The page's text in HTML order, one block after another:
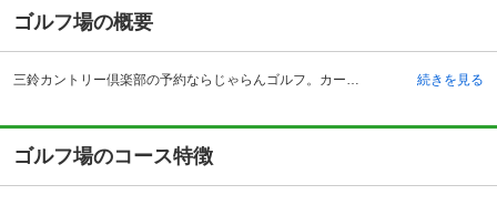
ゴルフ場の概要
三鈴カントリー倶楽部の予約ならじゃらんゴルフ。カートの有無や利用税、キャンセル料、ナイター設備、駐車場などのコース情報はもちろん、口コミ、フォトギャラリーなどコースの難易度や攻略に役立つ情報充実、予約する度にポイントが貯まるのでお得にゴルフをお楽しみ頂けます。 三重県鈴鹿市にある三鈴カントリー倶楽部は東名阪自動車道・鈴鹿インターチェンジからおよそ3キロメートルとアクセスが良いゴルフ場です。案内板が周辺には多く設置されていますので、初めての方でもアクセスしやすくなっています。西に鈴鹿の山並が迫り、東には遠く伊勢湾が眺望できる、鈴鹿山脈の南端・能登山の麓に広がるゴルフ場です。クラブハウスは吹き抜けになっていて、ふんだんな明かりが差し込む建物となっています。落ち着いた雰囲気のフロントでは明るくフロントレディが迎えてくれます。大理石のお風呂は天井が高く設計されており、ラウンド後はのんびりとその日1日の疲れを癒し、優雅なひと時が過ごせます。コース途中には、OUTとIN両方に茶店もあります。 続きを見る
ゴルフ場のコース特徴